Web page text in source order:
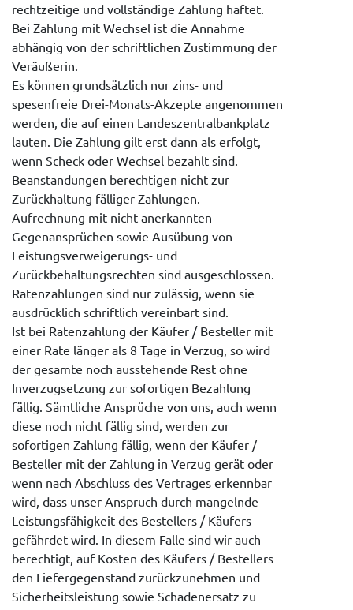
rechtzeitige und vollständige Zahlung haftet.
Bei Zahlung mit Wechsel ist die Annahme
abhängig von der schriftlichen Zustimmung der
Veräußerin.
Es können grundsätzlich nur zins- und
spesenfreie Drei-Monats-Akzepte angenommen
werden, die auf einen Landeszentralbankplatz
lauten. Die Zahlung gilt erst dann als erfolgt,
wenn Scheck oder Wechsel bezahlt sind.
Beanstandungen berechtigen nicht zur
Zurückhaltung fälliger Zahlungen.
Aufrechnung mit nicht anerkannten
Gegenansprüchen sowie Ausübung von
Leistungsverweigerungs- und
Zurückbehaltungsrechten sind ausgeschlossen.
Ratenzahlungen sind nur zulässig, wenn sie
ausdrücklich schriftlich vereinbart sind.
Ist bei Ratenzahlung der Käufer / Besteller mit
einer Rate länger als 8 Tage in Verzug, so wird
der gesamte noch ausstehende Rest ohne
Inverzugsetzung zur sofortigen Bezahlung
fällig. Sämtliche Ansprüche von uns, auch wenn
diese noch nicht fällig sind, werden zur
sofortigen Zahlung fällig, wenn der Käufer /
Besteller mit der Zahlung in Verzug gerät oder
wenn nach Abschluss des Vertrages erkennbar
wird, dass unser Anspruch durch mangelnde
Leistungsfähigkeit des Bestellers / Käufers
gefährdet wird. In diesem Falle sind wir auch
berechtigt, auf Kosten des Käufers / Bestellers
den Liefergegenstand zurückzunehmen und
Sicherheitsleistung sowie Schadenersatz zu